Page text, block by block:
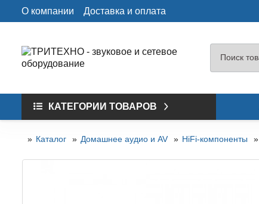
О компании Доставка и оплата
КАТЕГОРИИ ТОВАРОВ
Каталог Домашнее аудио и AV HiFi-компоненты